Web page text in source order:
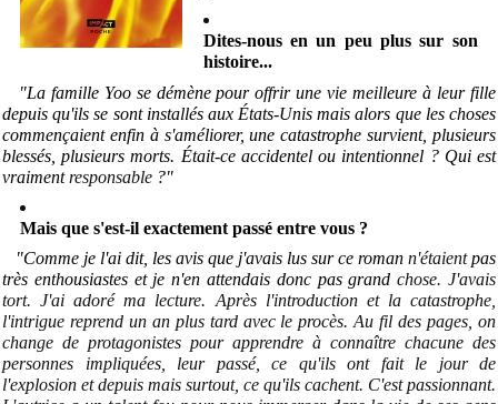
Dites-nous en un peu plus sur son
histoire...
"La famille Yoo se démène pour offrir une vie meilleure à leur fille
depuis qu'ils se sont installés aux États-Unis mais alors que les choses
commençaient enfin à s'améliorer, une catastrophe survient, plusieurs
blessés, plusieurs morts. Était-ce accidentel ou intentionnel ? Qui est
vraimentresponsable ?"
Mais que s'est-il exactement passé entre vous ?
"Comme je l'ai dit, les avis que j'avais lus sur ce roman n'étaientpas
très enthousiastes et je n'en attendais donc pas grandchose. J'avais
tort. J'ai adoré ma lecture. Après l'introduction et la catastrophe,
l'intrigue reprend un an plus tard avec le procès. Au fil des pages, on
change de protagonistes pour apprendre à connaître chacune des
personnes impliquées, leur passé, ce qu'ils ont fait le jour de
l'explosion et depuis mais surtout, ce qu'ils cachent. C'est passionnant.